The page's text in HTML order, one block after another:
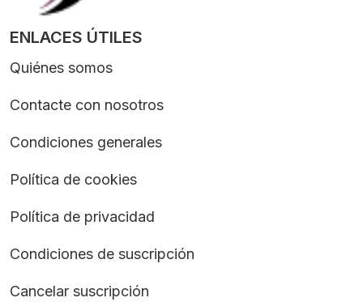
ENLACES ÚTILES
Quiénes somos
Contacte con nosotros
Condiciones generales
Política de cookies
Política de privacidad
Condiciones de suscripción
Cancelar suscripción